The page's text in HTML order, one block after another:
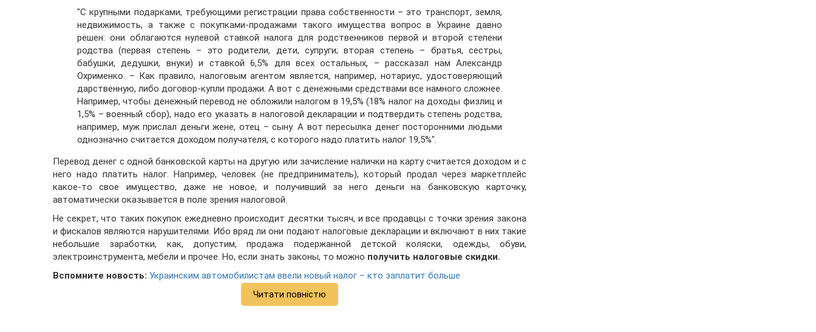
"С крупными подарками, требующими регистрации права собственности – это транспорт, земля,
недвижимость, а также с покупками-продажами такого имущества вопрос в Украине давно
решен: они облагаются нулевой ставкой налога для родственников первой и второй степени
родства (первая степень – это родители, дети, супруги; вторая степень – братья, сестры,
бабушки, дедушки, внуки) и ставкой 6,5% для всех остальных, – рассказал нам Александр
Охрименко. – Как правило, налоговым агентом является, например, нотариус, удостоверяющий
дарственную, либо договор-купли продажи. А вот с денежными средствами все намного сложнее.
Например, чтобы денежный перевод не обложили налогом в 19,5% (18% налог на доходы физлиц и
1,5% – военный сбор), надо его указать в налоговой декларации и подтвердить степень родства,
например, муж прислал деньги жене, отец – сыну. А вот пересылка денег посторонними людьми
однозначно считается доходом получателя, с которого надо платить налог 19,5%".
Перевод денег с одной банковской карты на другую или зачисление налички на карту считается доходом и с
него надо платить налог. Например, человек (не предприниматель), который продал через маркетплейс
какое-то свое имущество, даже не новое, и получивший за него деньги на банковскую карточку,
автоматически оказывается в поле зрения налоговой.
Не секрет, что таких покупок ежедневно происходит десятки тысяч, и все продавцы с точки зрения закона
и фискалов являются нарушителями. Ибо вряд ли они подают налоговые декларации и включают в них такие
небольшие заработки, как, допустим, продажа подержанной детской коляски, одежды, обуви,
электроинструмента, мебели и прочее. Но, если знать законы, то можно получить налоговые скидки.
Вспомните новость: Украинским автомобилистам ввели новый налог – кто заплатит больше
Читати повністю